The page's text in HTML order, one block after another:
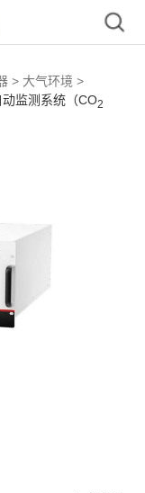
> 大气环境 >
监测系统（CO2